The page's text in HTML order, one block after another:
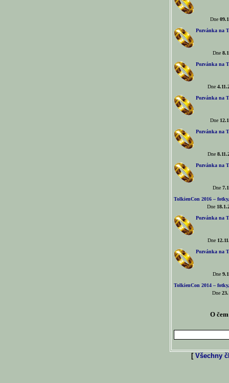
Dne
Pozvánka na
Dne
Pozvánka na
Dne
Pozvánka na
Dne
Pozvánka na
Dne
Pozvánka na
Dne
TolkienCon 2016 –
Dne
Pozvánka na
Dne
Pozvánka na
Dne
TolkienCon 2014 –
Dne
O
[ Všechny